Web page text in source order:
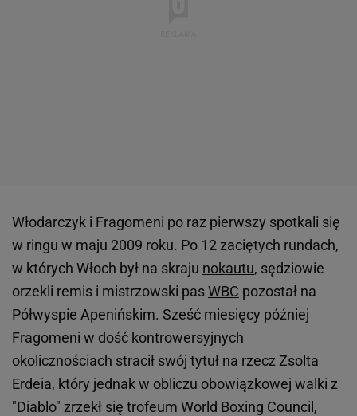
Włodarczyk i Fragomeni po raz pierwszy spotkali się
w ringu w maju 2009 roku. Po 12 zaciętych rundach,
w których Włoch był na skraju nokautu, sędziowie
orzekli remis i mistrzowski pasWBC pozostał na
Półwyspie Apenińskim. Sześć miesięcy później
Fragomeni w dość kontrowersyjnych
okolicznościach stracił swój tytuł na rzecz Zsolta
Erdeia, który jednak w obliczu obowiązkowej walki z
"Diablo" zrzekł się trofeum World Boxing Council,